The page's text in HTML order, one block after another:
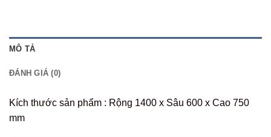
MÔ TẢ
ĐÁNH GIÁ (0)
Kích thước sản phẩm : Rộng 1400 x Sâu 600 x Cao 750
mm